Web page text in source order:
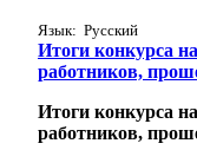
Язык: Русский
Итоги конкурса
работников,
Итоги конкурса
работников,